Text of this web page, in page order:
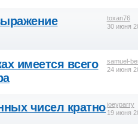
toxan76
30 июня
samuel-
24 июня
имеется всего
joeyparry
19 июня
чисел кратно